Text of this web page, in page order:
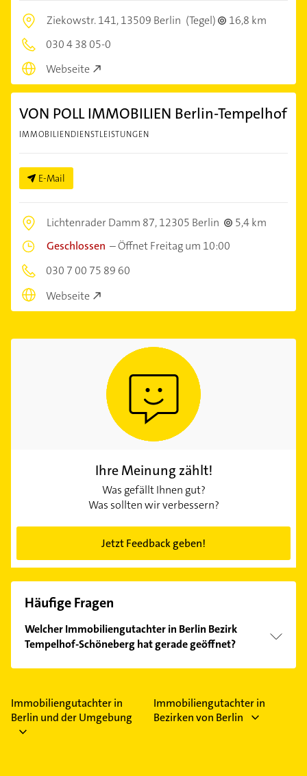
Ziekowstr. 141,13509 Berlin (Tegel)
16,8 km
030 4 38 05-0
Webseite
VON POLL IMMOBILIEN Berlin-Tempelhof
IMMOBILIENDIENSTLEISTUNGEN
E-Mail
Lichtenrader Damm 87,12305 Berlin
5,4 km
Geschlossen –Öffnet Freitag um 10:00
030 7 00 75 89 60
Webseite
Ihre Meinung zählt!
Was gefällt Ihnen gut?
Was sollten wir verbessern?
Jetzt Feedback geben!
Häufige Fragen
Welcher Immobiliengutachter in Berlin Bezirk
Tempelhof-Schöneberg hat gerade geöffnet?
Im Anbieter-Bereich finden Sie alleÖffnungszeiten.
Feiertagen abweichen können.
Immobiliengutachter in
Berlin und der Umgebung
Immobiliengutachter in
Bezirken von Berlin